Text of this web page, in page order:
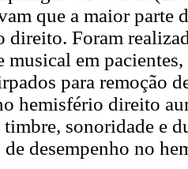
que a maior parte
direito. Foram
musical em
para remoção
hemisfério direito
sonoridade e
de desempenho no